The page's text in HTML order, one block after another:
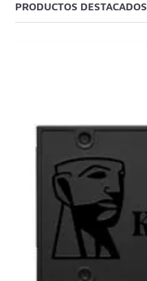
PRODUCTOS DESTACADOS